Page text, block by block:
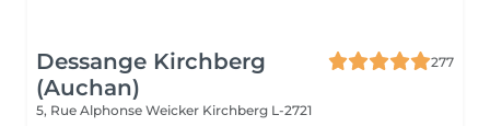
Dessange Kirchberg
(Auchan)
277
5, Rue Alphonse Weicker Kirchberg L-2721